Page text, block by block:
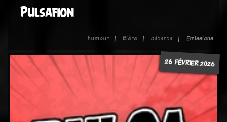
Pulsafion
humour Bière détente Emissions
26 FÉVRIER 2026